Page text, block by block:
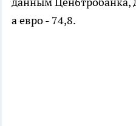
а евро - 74,8.